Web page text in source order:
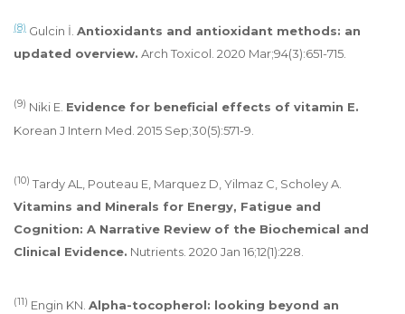
(8) Gulcin İ. Antioxidants and antioxidant methods: an
updated overview. Arch Toxicol. 2020 Mar;94(3):651-715.
(9) Niki E. Evidence for beneficial effects of vitamin E.
Korean J Intern Med. 2015 Sep;30(5):571-9.
(10) Tardy AL, Pouteau E, Marquez D, Yilmaz C, Scholey A.
Vitamins and Minerals for Energy, Fatigue and
Cognition: A Narrative Review of the Biochemical and
Clinical Evidence. Nutrients. 2020 Jan 16;12(1):228.
(11) Engin KN. Alpha-tocopherol: looking beyond an